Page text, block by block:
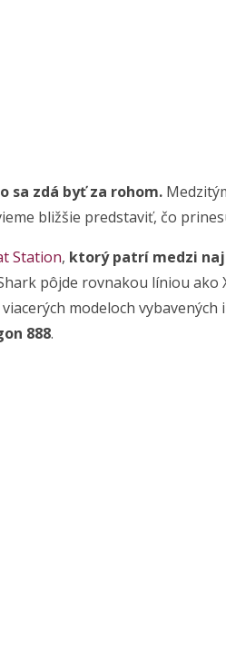
sa zdá byť za rohom.
bližšie predstaviť, čo
Station, ktorý patrí medzi
pôjde rovnakou líniou ako
modeloch
888.